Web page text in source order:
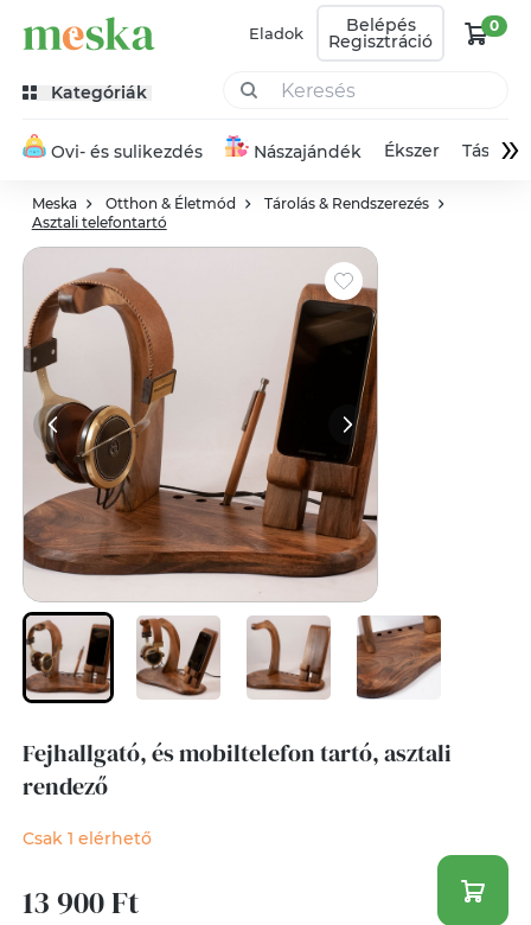
Eladok Belépés
Regisztráció
0
Kategóriák
Ovi- és sulikezdés Nászajándék Ékszer Táska»
Meska Otthon & Életmód
Tárolás & Rendszerezés
Asztali telefontartó
Fejhallgató, és mobiltelefon tartó, asztali
rendező
Csak 1 elérhető
13 900 Ft